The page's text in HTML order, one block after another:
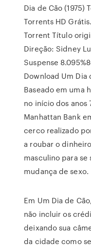
Dia de Cão (1975)
Torrents HD
Torrent Título
Direção: Sidney
Suspense
Download Um Dia
Baseado em uma
no início dos anos
Manhattan Bank
cerco realizado
a roubar o
masculino para
mudança de sexo.
Em Um Dia de
não incluir os
deixando sua
da cidade como